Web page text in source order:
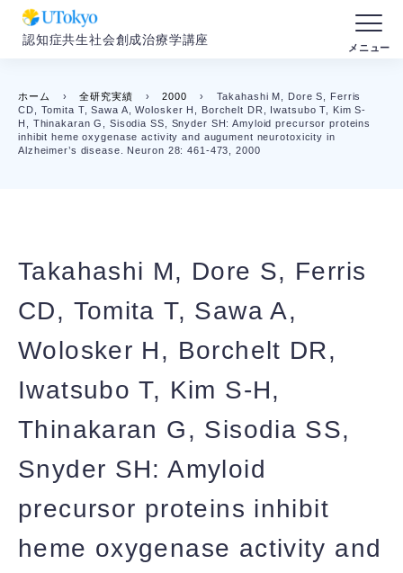
認知症共生社会創成治療学講座
ホーム › 全研究実績 › 2000 ›
Takahashi M, Dore S, Ferris
CD, Tomita T, Sawa A, Wolosker H, Borchelt DR, Iwatsubo T, Kim S-
H, Thinakaran G, Sisodia SS, Snyder SH: Amyloid precursor proteins
inhibit heme oxygenase activity and augument neurotoxicity in
Alzheimer’s disease. Neuron 28: 461-473, 2000
Takahashi M, Dore S, Ferris
CD, Tomita T, Sawa A,
Wolosker H, Borchelt DR,
Iwatsubo T, Kim S-H,
Thinakaran G, Sisodia SS,
Snyder SH: Amyloid
precursor proteins inhibit
heme oxygenase activity and